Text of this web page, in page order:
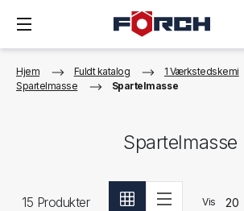
Hjem Fuldt katalog
1 Værkstedskemi
Spartelmasse
Spartelmasse
Spartelmasse
15 Produkter Vis